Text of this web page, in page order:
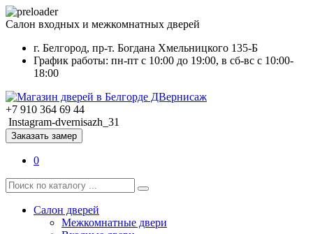
Салон входных и межкомнатных дверей
г. Белгород, пр-т. Богдана Хмельницкого 135-Б
График работы: пн-пт с 10:00 до 19:00, в сб-вс с 10:00-
18:00
+7 910 364 69 44
Instagram-dvernisazh_31
Заказать замер
0
Салон дверей
Межкомнатные двери